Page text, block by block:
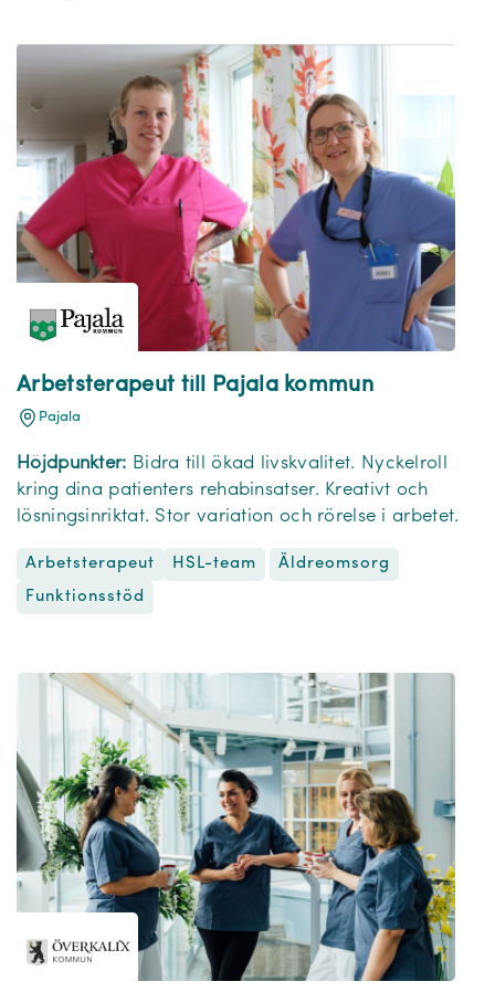
Arbetsterapeut till Pajala kommun
Pajala
Höjdpunkter: Bidra till ökad livskvalitet. Nyckelroll
kring dina patienters rehabinsatser. Kreativt och
lösningsinriktat. Stor variation och rörelse i arbetet.
Arbetsterapeut HSL-team
Äldreomsorg
Funktionsstöd